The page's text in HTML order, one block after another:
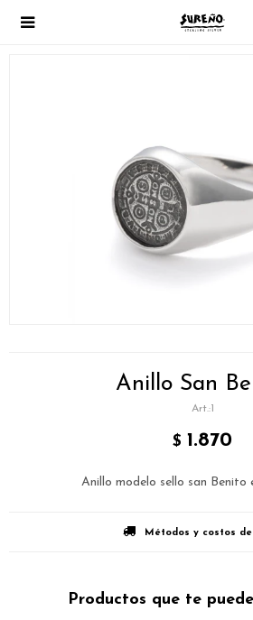

Anillo San
1
$ 1.870
Anillo modelo sello san Benito
Métodos y costos
Productos que te